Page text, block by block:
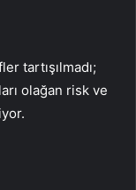
tartışılmadı;
olağan risk ve